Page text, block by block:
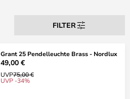
FILTER
Grant 25 Pendelleuchte Brass - Nordlux
49,00 €
UVP75,00 €
UVP -34%